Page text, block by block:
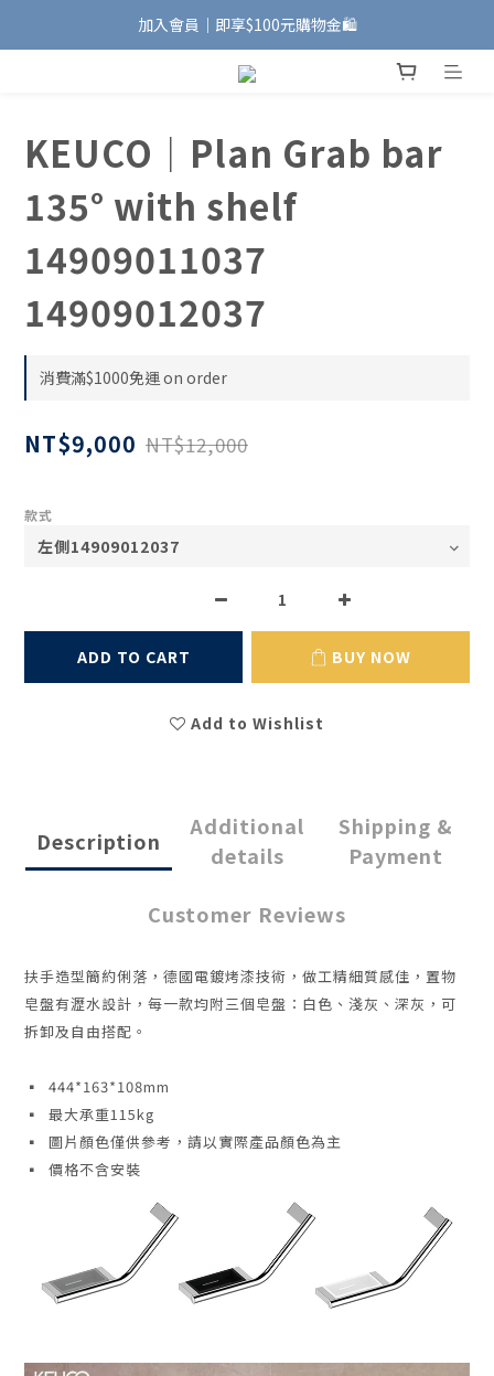
加入會員｜即享$100元購物金🛍️
加入會員｜即享$100元購物金🛍️
安裝維修服務｜Line ID @885wywfl
加入會員｜即享$100元購物金🛍️
KEUCO｜Plan Grab bar
135° with shelf
14909011037
14909012037
消費滿$1000免運 on order
NT$9,000 NT$12,000
款式
ADD TO CART BUY NOW
Add to Wishlist
Description
Additional
details
Shipping &
Payment
Customer Reviews
扶手造型簡約俐落，德國電鍍烤漆技術， 做工精細質感佳 ， 置物
皂盤有瀝水設計 ， 每一款均附三個皂盤：白色、淺灰、深灰，可
拆卸及自由搭配。
▪ 444*163*108mm
▪ 最大承重115kg
▪ 圖片顏色僅供參考，請以實際產品顏色為主
▪ 價格不含安裝